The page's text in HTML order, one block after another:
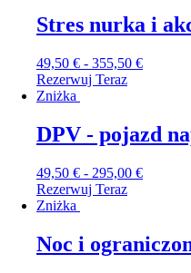
Stres nurka i
49,50 € - 355,50 €
Rezerwuj Teraz
Zniżka
DPV - pojazd
49,50 € - 295,00 €
Rezerwuj Teraz
Zniżka
Noc i